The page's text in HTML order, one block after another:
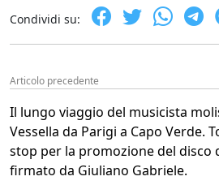
Condividi su:
Articolo precedente
Il lungo viaggio del musicista
Vessella da Parigi a Capo Verde.
stop per la promozione del disco
firmato da Giuliano Gabriele.